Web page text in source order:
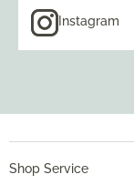
Instagram
Shop Service